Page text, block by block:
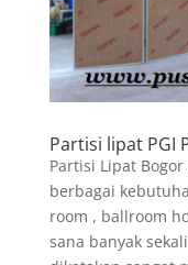
Partisi lipat PGI
Partisi Lipat
berbagai
room , ballroom
sana banyak